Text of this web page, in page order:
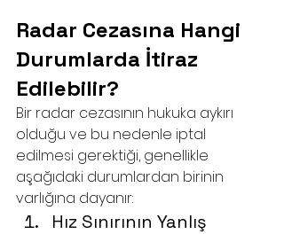
Radar Cezasına Hangi
Durumlarda İtiraz
Edilebilir?
Bir radar cezasının hukuka aykırı
olduğu ve bu nedenle iptal
edilmesi gerektiği, genellikle
aşağıdaki durumlardan birinin
varlığına dayanır:
Hız Sınırının Yanlış